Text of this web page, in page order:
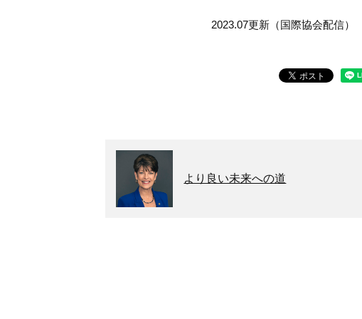
2023.07更新（国際協会配信）
より良い未来への道